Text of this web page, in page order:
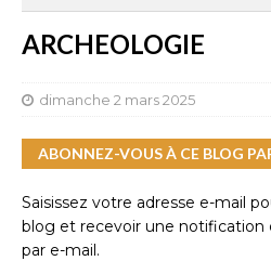
ARCHEOLOGIE
dimanche 2 mars 2025
ABONNEZ-VOUS À CE BLOG
Saisissez votre adresse e-mail
blog et recevoir une notification
par e-mail.